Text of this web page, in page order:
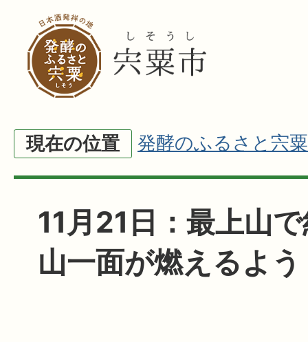
現在の位置 発酵のふるさと宍粟
11月21日：最上山
山一面が燃えるよう